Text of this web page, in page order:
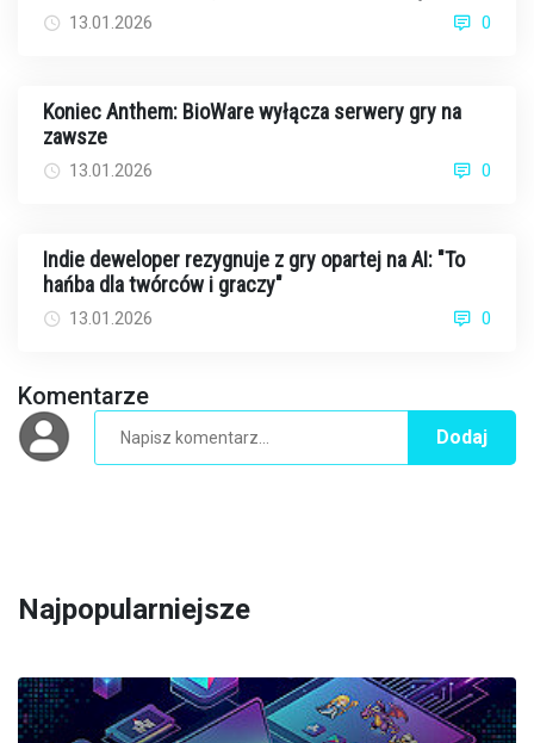
rakiem13.01.2026 0
Koniec Anthem: BioWare wyłącza serwery gry na
zawsze
13.01.2026 0
Indie deweloper rezygnuje z gry opartej na AI: "To
hańba dla twórców i graczy"
13.01.2026 0
Komentarze
Dodaj
Najpopularniejsze